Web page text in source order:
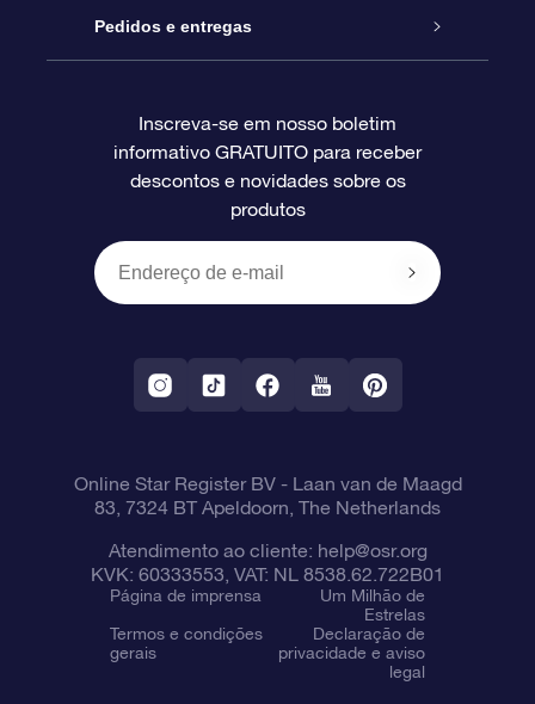
Blog
Avaliações
Pacote de presente da OSR
O cartão de presente da OSR
Presentes corporativos
Star Register
Página estelar personalizada
Um Milhão de Estrelas
OSR Starsaver
Aplicativo RV Fly me to the stars
Pedidos e entregas
Informações de pagamento
Política de devolução
Constelações
Inscreva-se em nosso boletim
informativo GRATUITO para receber
descontos e novidades sobre os
produtos
Online Star Register BV- Laan van de Maagd
83, 7324 BT Apeldoorn, The Netherlands
Atendimento ao cliente: help@osr.org
KVK: 60333553, VAT: NL 8538.62.722B01
Página de imprensa
Um Milhão de
Estrelas
Termos e condições
gerais
Declaração de
privacidade e aviso
legal